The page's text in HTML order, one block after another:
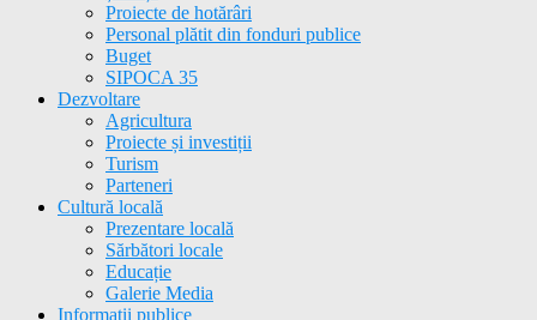
Proiecte de hotărâri
Personal plătit din fonduri publice
Buget
SIPOCA 35
Dezvoltare
Agricultura
Proiecte și investiții
Turism
Parteneri
Cultură locală
Prezentare locală
Sărbători locale
Educație
Galerie Media
Informatii publice